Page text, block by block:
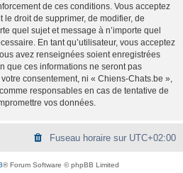
de ces conditions. Vous acceptez
droit de supprimer, de modifier, de
quel sujet et message à n’importe quel
En tant qu’utilisateur, vous acceptez
avez renseignées soient enregistrées
que ces informations ne seront pas
consentement, ni « Chiens-Chats.be »,
responsables en cas de tentative de
vos données.
Fuseau horaire sur UTC+02:00
® Forum Software © phpBB Limited